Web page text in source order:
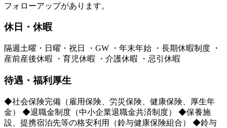
フォローアップがあります。
休日・休暇
隔週土曜・日曜・祝日 ・GW ・年末年始 ・長期休暇制度 ・
産前産後休暇 ・育児休暇 ・介護休暇 ・忌引休暇
待遇・福利厚生
◆社会保険完備（雇用保険、労災保険、健康保険、厚生年
金） ◆退職金制度（中小企業退職金共済制度） ◆保養施
設、提携宿泊先等の格安利用（鈴与健康保険組合） ◆鈴与